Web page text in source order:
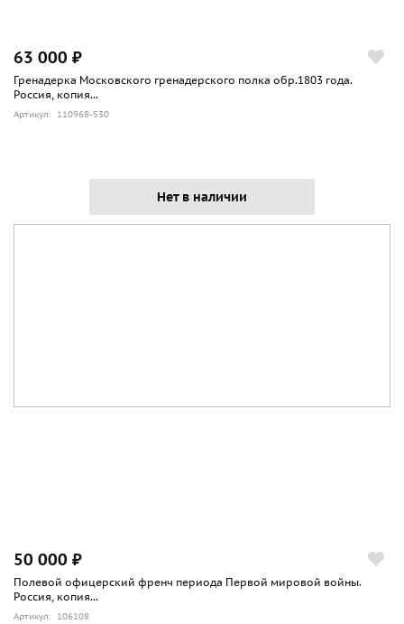
63 000 ₽
Гренадерка Московского гренадерского полка обр.1803 года.
Россия, копия...
Артикул: 110968-530
Нет в наличии
50 000 ₽
Полевой офицерский френч периода Первой мировой войны.
Россия, копия...
Артикул: 106108